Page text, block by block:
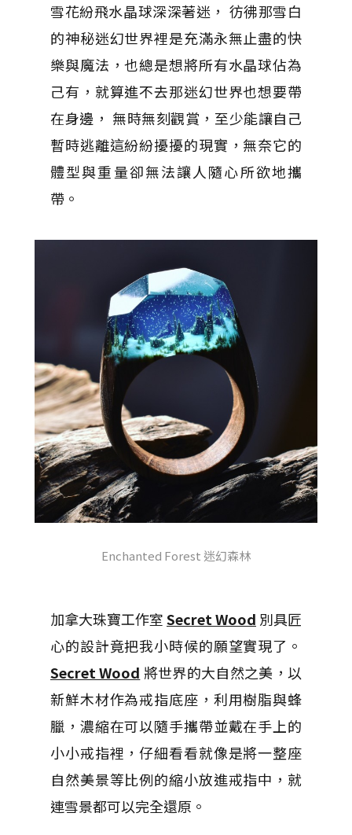
雪花紛飛水晶球深深著迷， 彷彿那雪白
的神秘迷幻世界裡是充滿永無止盡的快
樂與魔法，也總是想將所有水晶球佔為
己有，就算進不去那迷幻世界也想要帶
在身邊， 無時無刻觀賞，至少能讓自己
暫時逃離這紛紛擾擾的現實，無奈它的
體型與重量卻無法讓人隨心所欲地攜
帶。
Enchanted Forest 迷幻森林
加拿大珠寶工作室Secret Wood 別具匠
心的設計竟把我小時候的願望實現了。
Secret Wood 將世界的大自然之美，以
新鮮木材作為戒指底座，利用樹脂與蜂
臘，濃縮在可以隨手攜帶並戴在手上的
小小戒指裡，仔細看看就像是將一整座
自然美景等比例的縮小放進戒指中，就
連雪景都可以完全還原。